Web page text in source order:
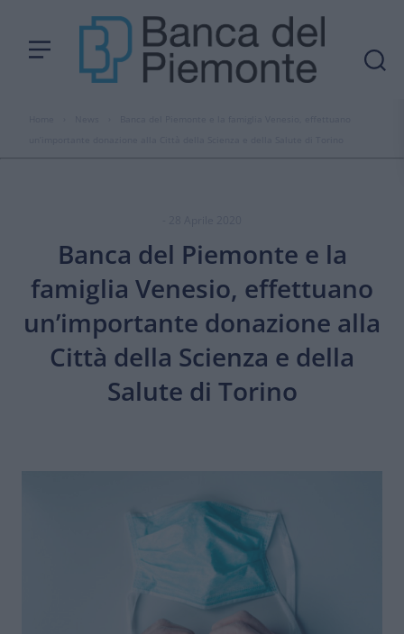
Banca del Piemonte e la
famiglia Venesio, effettuano
un’importante donazione alla
Città della Scienza e della
Salute di Torino